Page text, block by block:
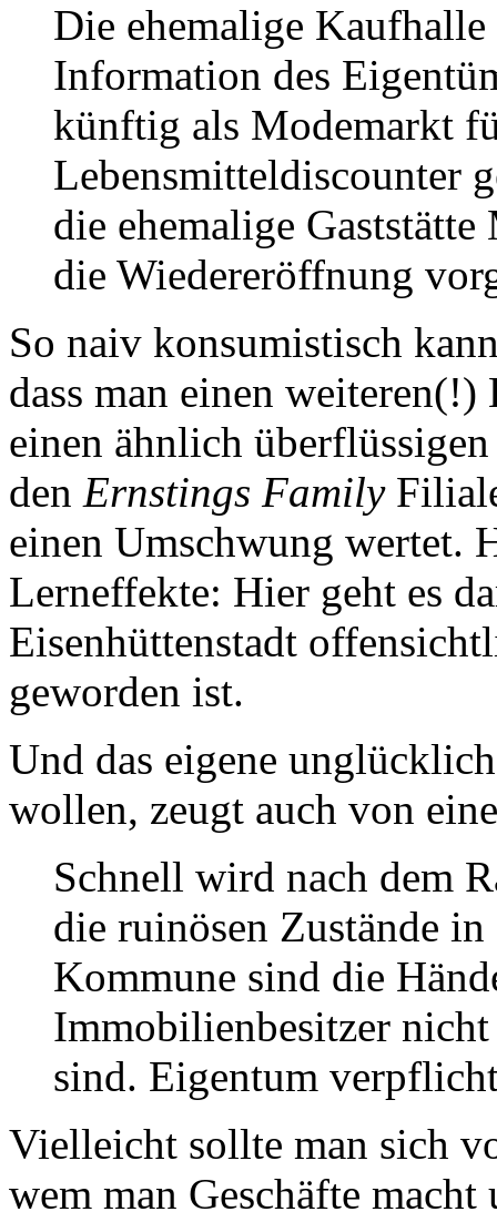
Die ehemalige
Information des
künftig als Modemarkt
Lebensmitteldiscounter
die ehemalige
die Wiedereröffnung
So naiv konsumistisch
dass man einen
einen ähnlich
den Ernstings Family
einen Umschwung wertet.
Lerneffekte: Hier geht es
Eisenhüttenstadt
geworden ist.
Und das eigene
wollen, zeugt auch von
Schnell wird nach dem
die ruinösen Zustände
Kommune sind die
Immobilienbesitzer
sind. Eigentum
Vielleicht sollte man sich
wem man Geschäfte